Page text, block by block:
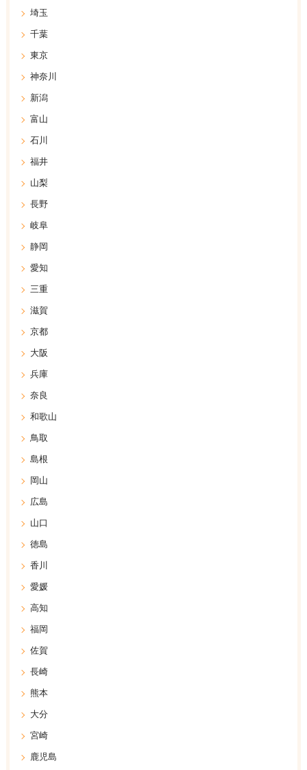
埼玉
千葉
東京
神奈川
新潟
富山
石川
福井
山梨
長野
岐阜
静岡
愛知
三重
滋賀
京都
大阪
兵庫
奈良
和歌山
鳥取
島根
岡山
広島
山口
徳島
香川
愛媛
高知
福岡
佐賀
長崎
熊本
大分
宮崎
鹿児島